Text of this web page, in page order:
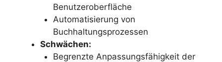
Benutzeroberfläche
Automatisierung von
Buchhaltungsprozessen
Schwächen:
Begrenzte Anpassungsfähigkeit der